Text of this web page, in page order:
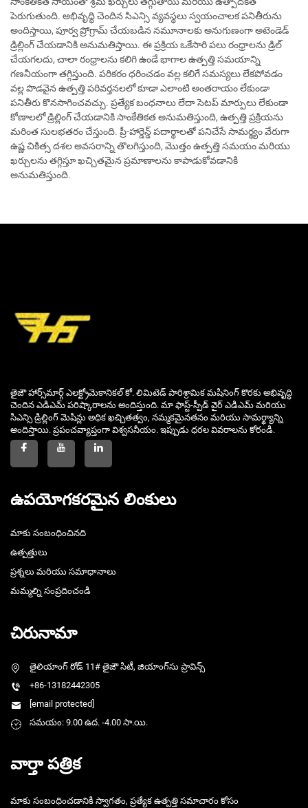
పెరుగుతుంది. అభివృద్ధి చెందిన సిఎన్సి వ్యవస్థలు స్వయంచాలక పనితీరును
అందిస్తాయి, పూర్వ ప్రోగ్రామ్ చేయబడిన నమూనాలకు అనుగుణంగా అటెండెడ్
డ్రిల్లింగ్ చేయడానికి అనుమతిస్తాయి. ఈ ప్రక్రియ ఒకేసారి పలు రంధ్రాలను డ్రిల్
చేయగలదు, చాలా రంధ్రాలను కలిగి ఉండే భాగాల ఉత్పత్తి సమయాన్ని
గణనీయంగా తగ్గిస్తుంది. పరికరం ధరించడం వల్ల కలిగే సమస్యలు లేకపోవడం
వల్ల పొడవైన ఉత్పత్తి పరివర్తనలలో కూడా ఎలాంటి అంతరాయం లేకుండా
పనితీరు కొనసాగించవచ్చు. ప్రత్యేక బంధనాలు లేదా సెటప్ మార్పులు లేకుండా
కోణాలలో డ్రిల్లింగ్ చేయడానికి సాంకేతికత అనుమతిస్తుంది, ఉత్పత్తి ప్రక్రియను
మరింత సులభతరం చేస్తుంది. ప్రీ-హార్డెన్డ్ పదార్థాలతో పనిచేసే సామర్థ్యం వేరుగా
ఉష్ణ చికిత్స దశల అవసరాన్ని తొలగిస్తుంది, మొత్తం ఉత్పత్తి సమయం మరియు
ఖర్చులను తగ్గిస్తూ ఖచ్చితమైన ప్రమాణాలను కాపాడుకోవడానికి
అనుమతిస్తుంది.
తైజౌ హార్స్‌మార్గ్ ఎలక్ట్రోమెకానికల్ కో. లిమిటెడ్ పారిశ్రామిక మషినింగ్ కొరకు అభివృద్ధి
చెందిన ఎడిఎమ్ పరిష్కారాలను అందిస్తుంది. మా ఫాస్ట్-స్పీడ్ వైర్ ఎడిఎమ్ మరియు
సిఎన్సి డ్రిల్లింగ్ మెషిన్లు అధిక ఖచ్చితత్వం, నమ్మకమైనతనం మరియు సామర్థ్యాన్ని
అందిస్తాయి. ప్రపంచవ్యాప్తంగా విశ్వసనీయం. ఇప్పుడు ధరల వివరాలను కోరండి.
ఉపయోగకరమైన లింకులు
మాకు సంబంధించినది
ఉత్పత్తులు
ప్రశ్నలు మరియు సమాధానాలు
మమ్మల్ని సంప్రదించండి
చిరునామా
తైలియాంగ్ రోడ్ 11# తైజౌ సిటీ, జియాంగ్‌సు ప్రావిన్స్
+86-13182442305
[email protected]
సమయం: 9.00 ఉద. -4.00 సా.యి.
వార్తా పత్రిక
మాకు సంబంధించడానికి స్వాగతం, ప్రత్యేక ఉత్పత్తి సమాచారం కోసం